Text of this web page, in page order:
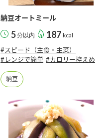
納豆オートミール
5分以内 187 kcal
#スピード（主食・主菜）
#レンジで簡単 #カロリー控えめ
納豆